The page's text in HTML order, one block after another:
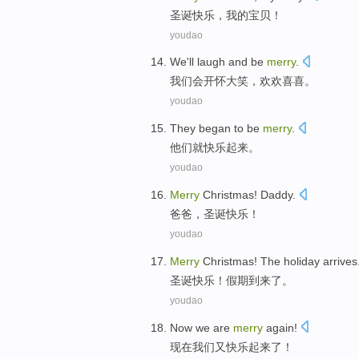
圣诞快乐， 我的宝贝 ！
youdao
We'll laugh and be merry.
我们会开怀大笑 ， 欢欢喜喜。
youdao
They began to be merry.
他们就快乐起来。
youdao
Merry Christmas! Daddy.
爸爸 ， 圣诞快乐！
youdao
Merry Christmas! The holiday arrives
圣诞快乐！ 假期到来了 。
youdao
Now we are merry again!
现在我们又快乐起来了！